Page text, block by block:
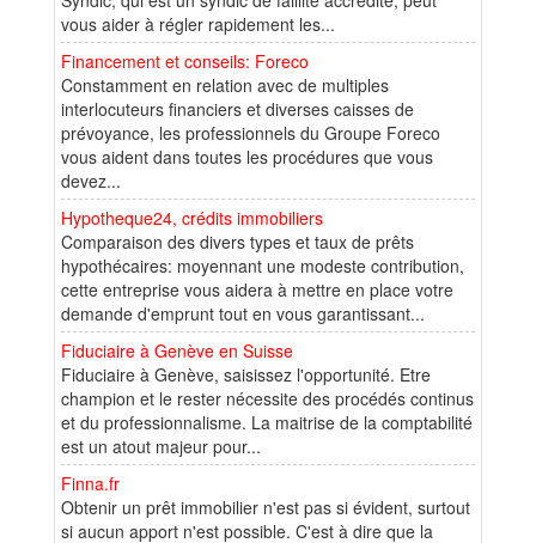
vous aider à régler rapidement les...
Financement et conseils: Foreco
Constamment en relation avec de multiples
interlocuteurs financiers et diverses caisses de
prévoyance, les professionnels du Groupe Foreco
vous aident dans toutes les procédures que vous
devez...
Hypotheque24, crédits immobiliers
Comparaison des divers types et taux de prêts
hypothécaires: moyennant une modeste contribution,
cette entreprise vous aidera à mettre en place votre
demande d'emprunt tout en vous garantissant...
Fiduciaire à Genève en Suisse
Fiduciaire à Genève, saisissez l'opportunité. Etre
champion et le rester nécessite des procédés continus
et du professionnalisme. La maitrise de la comptabilité
est un atout majeur pour...
Finna.fr
Obtenir un prêt immobilier n'est pas si évident, surtout
si aucun apport n'est possible. C'est à dire que la